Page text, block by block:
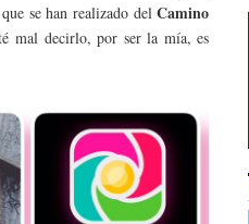
que se han realizado delCamino
mal decirlo, por ser la mía, es